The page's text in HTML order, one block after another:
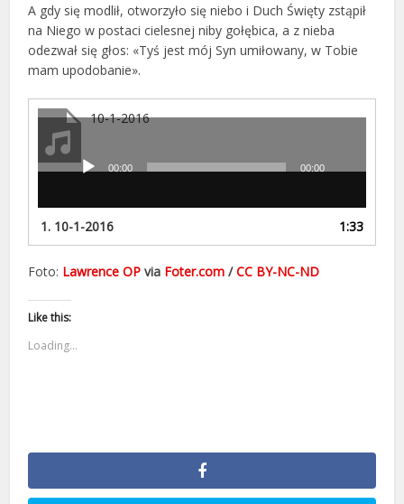
A gdy się modlił, otworzyło się niebo i Duch Święty zstąpił
na Niego w postaci cielesnej niby gołębica, a z nieba
odezwał się głos: «Tyś jest mój Syn umiłowany, w Tobie
mam upodobanie».
10-1-2016
dźwiękowych
00:00 00:00
1. 10-1-2016 1:33
Foto: Lawrence OP via Foter.com /CC BY-NC-ND
Like this:
Loading...